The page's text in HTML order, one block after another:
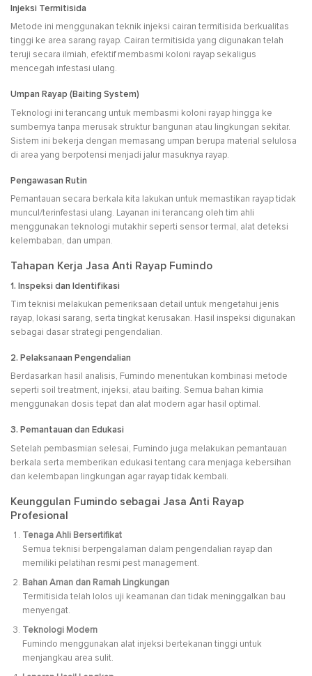
Injeksi Termitisida
Metode ini menggunakan teknik injeksi cairan termitisida berkualitas
tinggi ke area sarang rayap. Cairan termitisida yang digunakan telah
teruji secara ilmiah, efektif membasmi koloni rayap sekaligus
mencegah infestasi ulang.
Umpan Rayap (Baiting System)
Teknologi ini terancang untuk membasmi koloni rayap hingga ke
sumbernya tanpa merusak struktur bangunan atau lingkungan sekitar.
Sistem ini bekerja dengan memasang umpan berupa material selulosa
di area yang berpotensi menjadi jalur masuknya rayap.
Pengawasan Rutin
Pemantauan secara berkala kita lakukan untuk memastikan rayap tidak
muncul/terinfestasi ulang. Layanan ini terancang oleh tim ahli
menggunakan teknologi mutakhir seperti sensor termal, alat deteksi
kelembaban, dan umpan.
Tahapan Kerja Jasa Anti Rayap Fumindo
1. Inspeksi dan Identifikasi
Tim teknisi melakukan pemeriksaan detail untuk mengetahui jenis
rayap, lokasi sarang, serta tingkat kerusakan. Hasil inspeksi digunakan
sebagai dasar strategi pengendalian.
2. Pelaksanaan Pengendalian
Berdasarkan hasil analisis, Fumindo menentukan kombinasi metode
seperti soil treatment, injeksi, atau baiting. Semua bahan kimia
menggunakan dosis tepat dan alat modern agar hasil optimal.
3. Pemantauan dan Edukasi
Setelah pembasmian selesai, Fumindo juga melakukan pemantauan
berkala serta memberikan edukasi tentang cara menjaga kebersihan
dan kelembapan lingkungan agar rayap tidak kembali.
Keunggulan Fumindo sebagai Jasa Anti Rayap
Profesional
Tenaga Ahli Bersertifikat
Semua teknisi berpengalaman dalam pengendalian rayap dan
memiliki pelatihan resmi pest management.
Bahan Aman dan Ramah Lingkungan
Termitisida telah lolos uji keamanan dan tidak meninggalkan bau
menyengat.
Teknologi Modern
Fumindo menggunakan alat injeksi bertekanan tinggi untuk
menjangkau area sulit.